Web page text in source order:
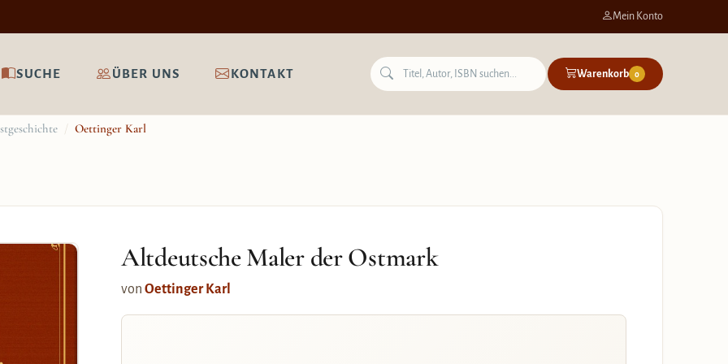
Mein Konto
SUCHE ÜBER UNS KONTAKT Warenkorb 0
/ Oettinger Karl
Altdeutsche Maler der Ostmark
von Oettinger Karl